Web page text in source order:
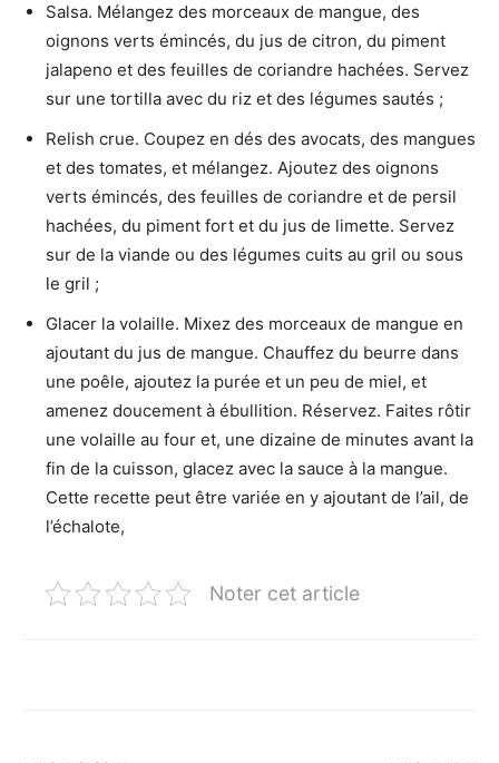
Salsa. Mélangez des morceaux de mangue, des
oignons verts émincés, du jus de citron, du piment
jalapeno et des feuilles de coriandre hachées. Servez
sur une tortilla avec du riz et des légumes sautés ;
Relish crue. Coupez en dés des avocats, des mangues
et des tomates, et mélangez. Ajoutez des oignons
verts émincés, des feuilles de coriandre et de persil
hachées, du piment fort et du jus de limette. Servez
sur de la viande ou des légumes cuits au gril ou sous
le gril ;
Glacer la volaille. Mixez des morceaux de mangue en
ajoutant du jus de mangue. Chauffez du beurre dans
une poêle, ajoutez la purée et un peu de miel, et
amenez doucement à ébullition. Réservez. Faites rôtir
une volaille au four et, une dizaine de minutes avant la
fin de la cuisson, glacez avec la sauce à la mangue.
Cette recette peut être variée en y ajoutant de l’ail, de
l’échalote,
Noter cet article